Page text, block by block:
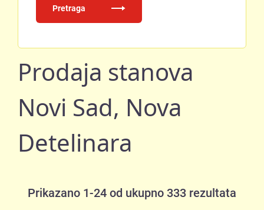
Pretraga
Prodaja stanova
Novi Sad, Nova
Detelinara
Prikazano 1-24 od ukupno 333 rezultata